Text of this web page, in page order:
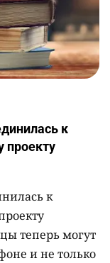
к
проекту
к
теперь могут
и не только